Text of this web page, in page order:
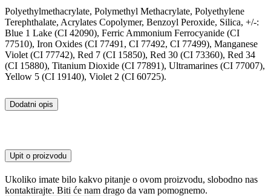
Polyethylmethacrylate, Polymethyl Methacrylate, Polyethylene
Terephthalate, Acrylates Copolymer, Benzoyl Peroxide, Silica, +/-:
Blue 1 Lake (CI 42090), Ferric Ammonium Ferrocyanide (CI
77510), Iron Oxides (CI 77491, CI 77492, CI 77499), Manganese
Violet (CI 77742), Red 7 (CI 15850), Red 30 (CI 73360), Red 34
(CI 15880), Titanium Dioxide (CI 77891), Ultramarines (CI 77007),
Yellow 5 (CI 19140), Violet 2 (CI 60725).
Dodatni opis
Upit o proizvodu
Ukoliko imate bilo kakvo pitanje o ovom proizvodu, slobodno nas
kontaktirajte. Biti će nam drago da vam pomognemo.